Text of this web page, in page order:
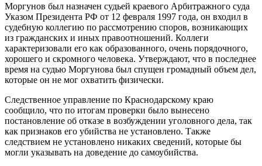
Моргунов был назначен судьей краевого Арбитражного суда
Указом Президента РФ от 12 февраля 1997 года, он входил в
судебную коллегию по рассмотрению споров, возникающих
из гражданских и иных правоотношений. Коллеги
характеризовали его как образованного, очень порядочного,
хорошего и скромного человека. Утверждают, что в последнее
время на судью Моргунова был спущен громадный объем дел,
которые он не мог охватить физически.
Следственное управление по Краснодарскому краю
сообщило, что по итогам проверки было вынесено
постановление об отказе в возбуждении уголовного дела, так
как признаков его убийства не установлено. Также
следствием не установлено никаких сведений, которые бы
могли указывать на доведение до самоубийства.